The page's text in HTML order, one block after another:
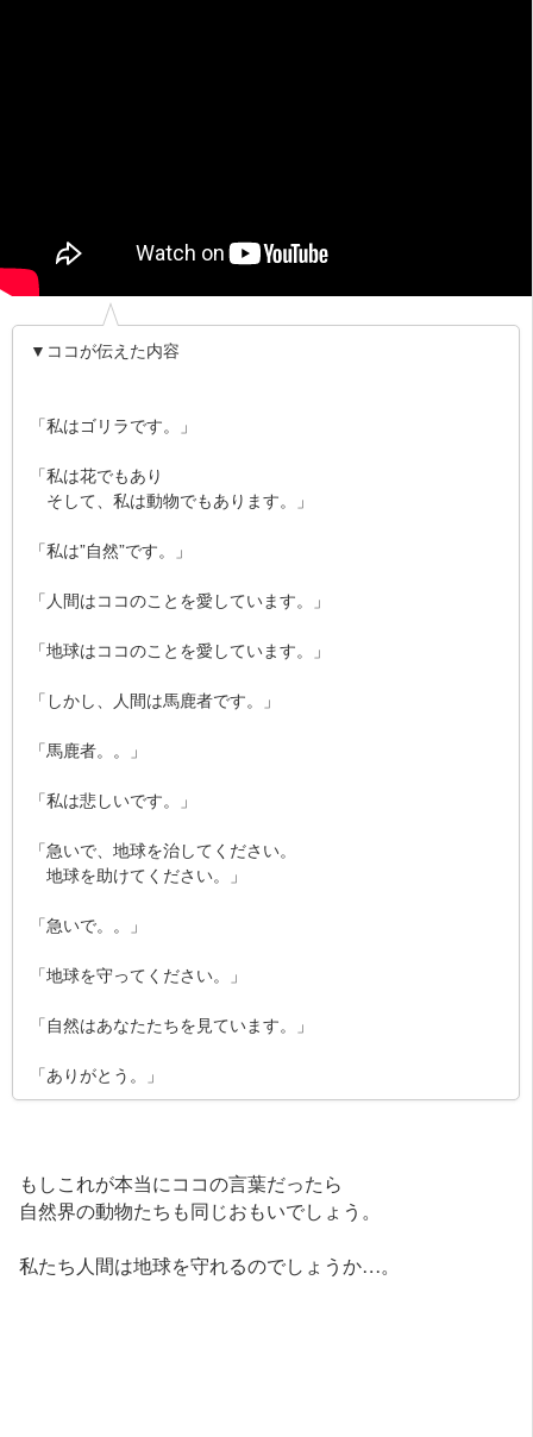
▼ココが伝えた内容
「私はゴリラです。」
「私は花でもあり
そして、私は動物でもあります。」
「私は”自然”です。」
「人間はココのことを愛しています。」
「地球はココのことを愛しています。」
「しかし、人間は馬鹿者です。」
「馬鹿者。。」
「私は悲しいです。」
「急いで、地球を治してください。
地球を助けてください。」
「急いで。。」
「地球を守ってください。」
「自然はあなたたちを見ています。」
「ありがとう。」
もしこれが本当にココの言葉だったら
自然界の動物たちも同じおもいでしょう。
私たち人間は地球を守れるのでしょうか…。